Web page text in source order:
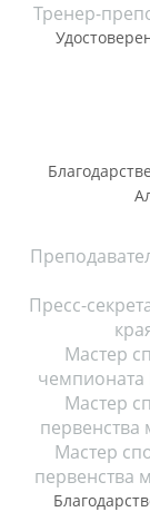
Тренер-
Пресс-
Мастер
чемпионата
Мастер
первенства
Мастер
первенства